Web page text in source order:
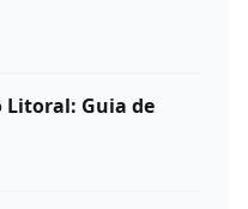
Litoral: Guia de